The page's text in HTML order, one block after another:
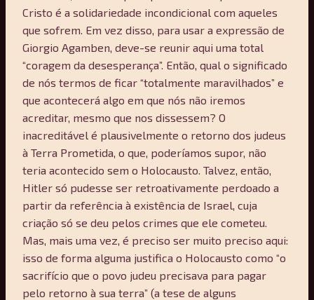
Cristo é a solidariedade incondicional com aqueles
que sofrem. Em vez disso, para usar a expressão de
Giorgio Agamben, deve-se reunir aqui uma total
“coragem da desesperança”. Então, qual o significado
de nós termos de ficar “totalmente maravilhados” e
que acontecerá algo em que nós não iremos
acreditar, mesmo que nos dissessem? O
inacreditável é plausivelmente o retorno dos judeus
à Terra Prometida, o que, poderíamos supor, não
teria acontecido sem o Holocausto. Talvez, então,
Hitler só pudesse ser retroativamente perdoado a
partir da referência à existência de Israel, cuja
criação só se deu pelos crimes que ele cometeu.
Mas, mais uma vez, é preciso ser muito preciso aqui:
isso de forma alguma justifica o Holocausto como “o
sacrifício que o povo judeu precisava para pagar
pelo retorno à sua terra” (a tese de alguns